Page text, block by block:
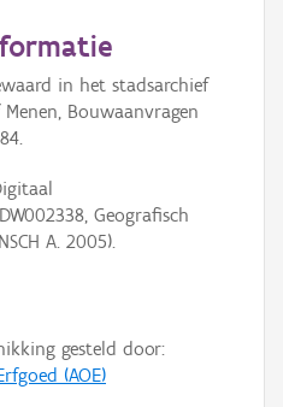
in het stadsarchief
Bouwaanvragen
Geografisch
A. 2005).
gesteld door:
(AOE)